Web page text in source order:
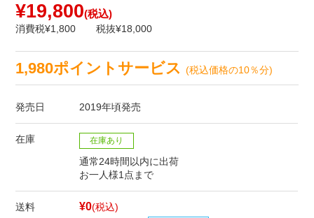
¥19,800(税込)
消費税¥1,800 税抜¥18,000
1,980ポイントサービス(税込価格の10％分)
発売日 2019年頃発売
在庫 在庫あり
通常24時間以内に出荷
お一人様1点まで
送料 ¥0(税込)